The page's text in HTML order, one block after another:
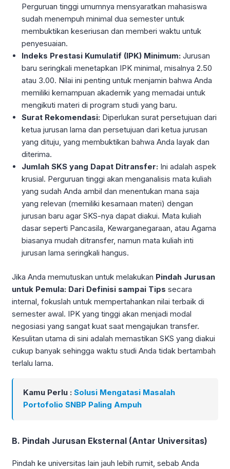
Perguruan tinggi umumnya mensyaratkan mahasiswa
sudah menempuh minimal dua semester untuk
membuktikan keseriusan dan memberi waktu untuk
penyesuaian.
Indeks Prestasi Kumulatif (IPK) Minimum: Jurusan
baru seringkali menetapkan IPK minimal, misalnya 2.50
atau 3.00. Nilai ini penting untuk menjamin bahwa Anda
memiliki kemampuan akademik yang memadai untuk
mengikuti materi di program studi yang baru.
Surat Rekomendasi: Diperlukan surat persetujuan dari
ketua jurusan lama dan persetujuan dari ketua jurusan
yang dituju, yang membuktikan bahwa Anda layak dan
diterima.
Jumlah SKS yang Dapat Ditransfer: Ini adalah aspek
krusial. Perguruan tinggi akan menganalisis mata kuliah
yang sudah Anda ambil dan menentukan mana saja
yang relevan (memiliki kesamaan materi) dengan
jurusan baru agar SKS-nya dapat diakui. Mata kuliah
dasar seperti Pancasila, Kewarganegaraan, atau Agama
biasanya mudah ditransfer, namun mata kuliah inti
jurusan lama seringkali hangus.
Jika Anda memutuskan untuk melakukan Pindah Jurusan
untuk Pemula: Dari Definisi sampai Tips secara
internal, fokuslah untuk mempertahankan nilai terbaik di
semester awal. IPK yang tinggi akan menjadi modal
negosiasi yang sangat kuat saat mengajukan transfer.
Kesulitan utama di sini adalah memastikan SKS yang diakui
cukup banyak sehingga waktu studi Anda tidak bertambah
terlalu lama.
Kamu Perlu : Solusi Mengatasi Masalah
Portofolio SNBP Paling Ampuh
B. Pindah Jurusan Eksternal (Antar Universitas)
Pindah ke universitas lain jauh lebih rumit, sebab Anda